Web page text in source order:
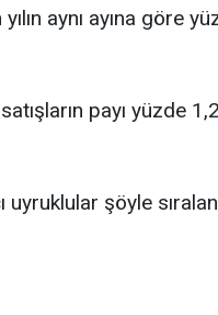
aynı ayına göre
payı yüzde 1,2
uyruklular şöyle